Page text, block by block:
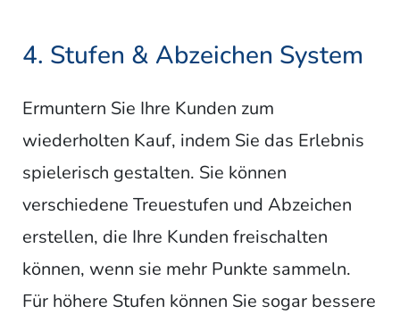
4. Stufen & Abzeichen System
Ermuntern Sie Ihre Kunden zum
wiederholten Kauf, indem Sie das Erlebnis
spielerisch gestalten. Sie können
verschiedene Treuestufen und Abzeichen
erstellen, die Ihre Kunden freischalten
können, wenn sie mehr Punkte sammeln.
Für höhere Stufen können Sie sogar bessere